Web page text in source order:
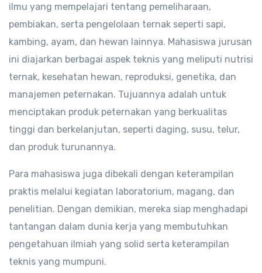
ilmu yang mempelajari tentang pemeliharaan,
pembiakan, serta pengelolaan ternak seperti sapi,
kambing, ayam, dan hewan lainnya. Mahasiswa jurusan
ini diajarkan berbagai aspek teknis yang meliputi nutrisi
ternak, kesehatan hewan, reproduksi, genetika, dan
manajemen peternakan. Tujuannya adalah untuk
menciptakan produk peternakan yang berkualitas
tinggi dan berkelanjutan, seperti daging, susu, telur,
dan produk turunannya.
Para mahasiswa juga dibekali dengan keterampilan
praktis melalui kegiatan laboratorium, magang, dan
penelitian. Dengan demikian, mereka siap menghadapi
tantangan dalam dunia kerja yang membutuhkan
pengetahuan ilmiah yang solid serta keterampilan
teknis yang mumpuni.